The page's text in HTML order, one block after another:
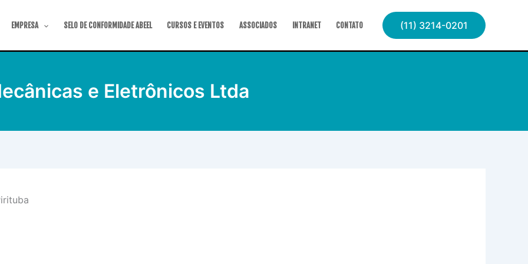
EMPRESA SELO DE CONFORMIDADE ABEEL CURSOS E EVENTOS ASSOCIADOS INTRANET CONTATO (11) 3214-0201
e Eletrônicos Ltda